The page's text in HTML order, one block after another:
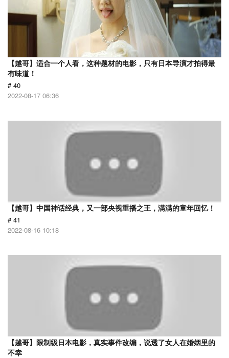
【越哥】适合一个人看，这种题材的电影，只有日本导演才拍得最
有味道！
# 40
2022-08-17 06:36
【越哥】中国神话经典，又一部央视重播之王，满满的童年回忆！
# 41
2022-08-16 10:18
【越哥】限制级日本电影，真实事件改编，说透了女人在婚姻里的
不幸